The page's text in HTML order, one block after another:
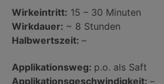
Wirkeintritt: 15 – 30 Minuten
Wirkdauer: ~ 8 Stunden
Halbwertszeit: –
Applikationsweg: p.o. als Saft
Applikationsgeschwindigkeit: –